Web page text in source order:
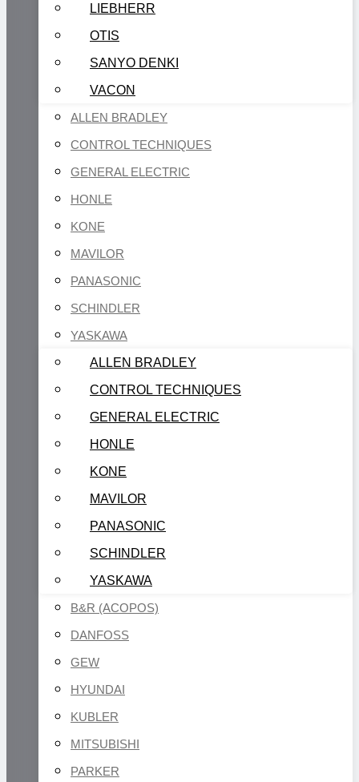
LIEBHERR
OTIS
SANYO DENKI
VACON
ALLEN BRADLEY
CONTROL TECHNIQUES
GENERAL ELECTRIC
HONLE
KONE
MAVILOR
PANASONIC
SCHINDLER
YASKAWA
ALLEN BRADLEY
CONTROL TECHNIQUES
GENERAL ELECTRIC
HONLE
KONE
MAVILOR
PANASONIC
SCHINDLER
YASKAWA
B&R (ACOPOS)
DANFOSS
GEW
HYUNDAI
KUBLER
MITSUBISHI
PARKER